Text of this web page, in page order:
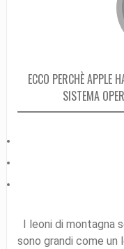
ECCO PERCHÈ APPLE
SISTEMA
I leoni di montagna
sono grandi come